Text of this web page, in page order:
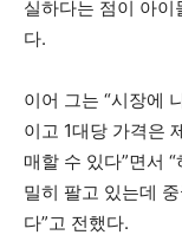
실하다는 점이 아이
다.
이어 그는 “시장에
이고 1대당 가격은
매할 수 있다”면서
밀히 팔고 있는데
다”고 전했다.